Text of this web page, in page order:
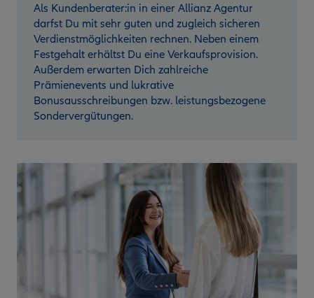
Als Kundenberater:in in einer Allianz Agentur
darfst Du mit sehr guten und zugleich sicheren
Verdienstmöglichkeiten rechnen. Neben einem
Festgehalt erhältst Du eine Verkaufsprovision.
Außerdem erwarten Dich zahlreiche
Prämienevents und lukrative
Bonusausschreibungen bzw. leistungsbezogene
Sondervergütungen.